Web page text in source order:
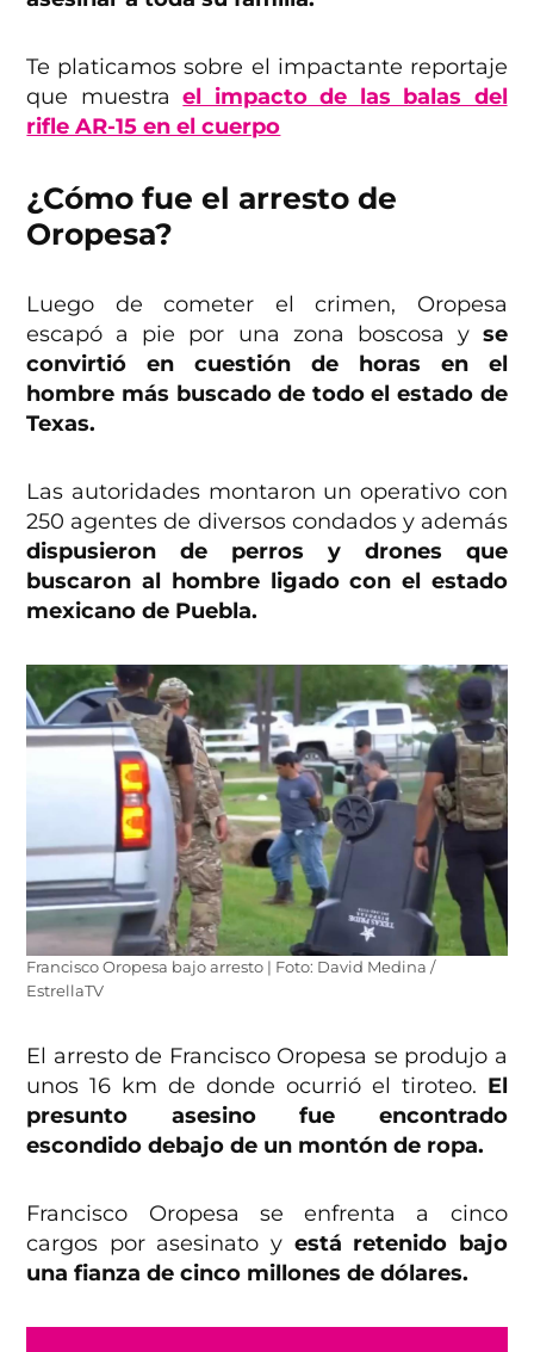
Te platicamos sobre el impactante reportaje
que muestrael impacto de las balas del
rifle AR-15 en el cuerpo
¿Cómo fue el arresto de
Oropesa?
Luego de cometer el crimen, Oropesa
escapó a pie por una zona boscosa y se
convirtió en cuestión de horas en el
hombre más buscado de todo el estado de
Texas.
Las autoridades montaron un operativo con
250 agentes de diversos condados y además
dispusieron de perros y drones que
buscaron al hombre ligado con el estado
mexicano de Puebla.
Francisco Oropesa bajo arresto | Foto: David Medina /
EstrellaTV
El arresto de Francisco Oropesa se produjo a
unos 16 km de donde ocurrió el tiroteo. El
presunto asesino fue encontrado
escondido debajo de un montón de ropa.
Francisco Oropesa se enfrenta a cinco
cargos por asesinato y está retenido bajo
una fianza de cinco millones de dólares.